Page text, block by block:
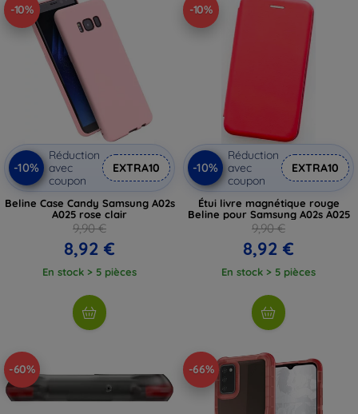
-10%
-10%
Réduction
avec
coupon
EXTRA10
Beline Case Candy Samsung A02s
A025 rose clair
9,90 €
8,92 €
En stock > 5 pièces
-10%
-10%
Réduction
avec
coupon
EXTRA10
Étui livre magnétique rouge
Beline pour Samsung A02s A025
9,90 €
8,92 €
En stock > 5 pièces
-60% -66%